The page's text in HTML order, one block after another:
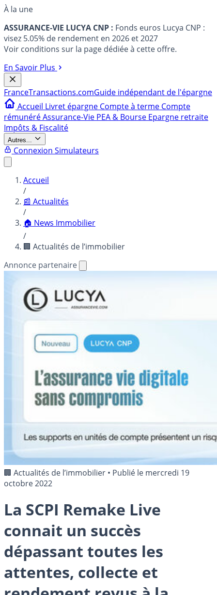
À la une
ASSURANCE-VIE LUCYA CNP : Fonds euros Lucya CNP :
visez 5.05% de rendement en 2026 et 2027
Voir conditions sur la page dédiée à cette offre.
En Savoir Plus
FranceTransactions.comGuide indépendant de l'épargne
Accueil Livret épargne Compte à terme Compte
rémunéréAssurance-Vie PEA & Bourse Epargne retraite
Impôts & Fiscalité
Autres...
Connexion Simulateurs
Accueil
/
📰 Actualités
/
🏠 News Immobilier
/
🏢 Actualités de l’immobilier
Annonce partenaire
🏢 Actualités de l’immobilier • Publié le mercredi 19
octobre 2022
La SCPI Remake Live
connait un succès
dépassant toutes les
attentes, collecte et